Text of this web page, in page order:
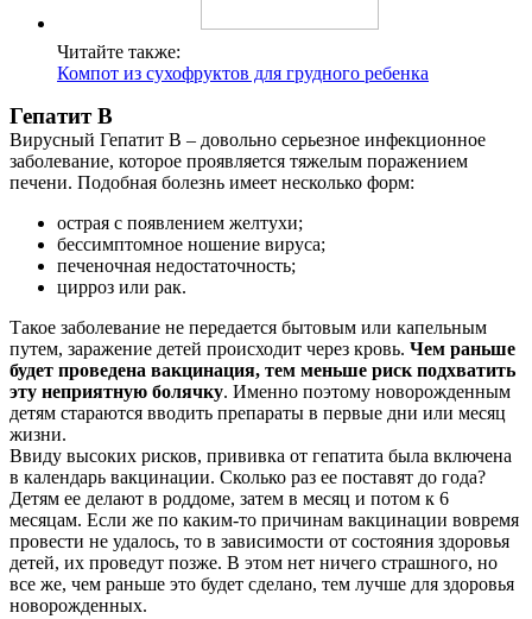
Читайте также:
Компот из сухофруктов для грудного ребенка
Гепатит В
Вирусный Гепатит В – довольно серьезное инфекционное
заболевание, которое проявляется тяжелым поражением
печени. Подобная болезнь имеет несколько форм:
острая с появлением желтухи;
бессимптомное ношение вируса;
печеночная недостаточность;
цирроз или рак.
Такое заболевание не передается бытовым или капельным
путем, заражение детей происходит через кровь. Чем раньше
будет проведена вакцинация, тем меньше риск подхватить
эту неприятную болячку. Именно поэтому новорожденным
детям стараются вводить препараты в первые дни или месяц
жизни.
Ввиду высоких рисков, прививка от гепатита была включена
в календарь вакцинации. Сколько раз ее поставят до года?
Детям ее делают в роддоме, затем в месяц и потом к 6
месяцам. Если же по каким-то причинам вакцинации вовремя
провести не удалось, то в зависимости от состояния здоровья
детей, их проведут позже. В этом нет ничего страшного, но
все же, чем раньше это будет сделано, тем лучше для здоровья
новорожденных.